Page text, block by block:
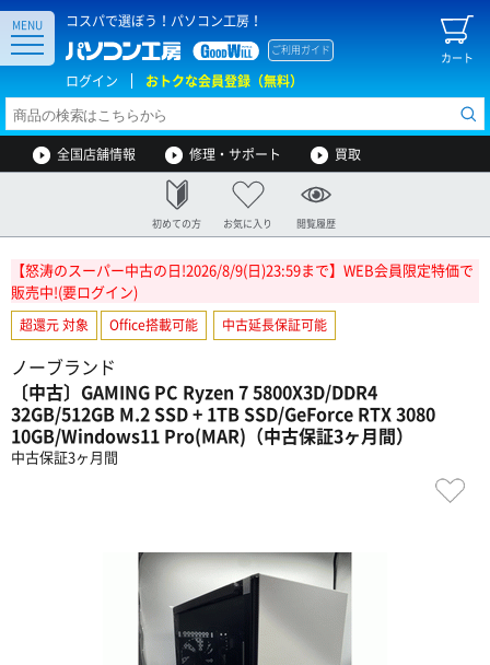
コスパで選ぼう！パソコン工房！
カート
ご利用ガイド
ログイン おトクな会員登録（無料）
MENU
全国店舗情報 修理・サポート 買取
初めての方 お気に入り 閲覧履歴
【怒涛のスーパー中古の日!2026/8/9(日)23:59まで】WEB会員限定特価で
販売中!(要ログイン)
超還元 対象 Office搭載可能 中古延長保証可能
ノーブランド
〔中古〕GAMING PC Ryzen 7 5800X3D/DDR4
32GB/512GB M.2 SSD + 1TB SSD/GeForce RTX 3080
10GB/Windows11 Pro(MAR)（中古保証3ヶ月間）
中古保証3ヶ月間